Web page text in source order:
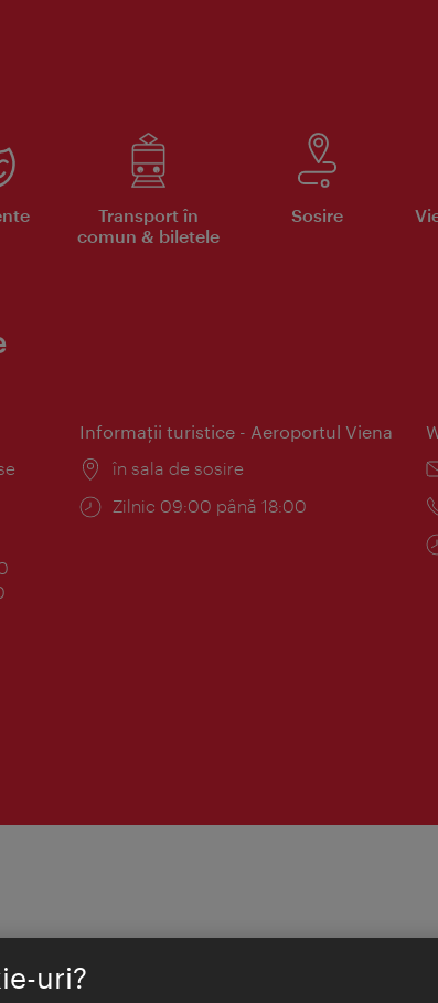
Transport în
comun & biletele
Sosire
Informaţii turistice - Aeroportul Viena
Locul:
în sala de sosire
Program:
Zilnic 09:00 până 18:00
uri?